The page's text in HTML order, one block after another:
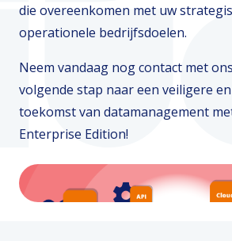
die overeenkomen met uw
operationele bedrijfsdoelen.
Neem vandaag nog contact met
volgende stap naar een veiligere
toekomst van datamanagement
Enterprise Edition!